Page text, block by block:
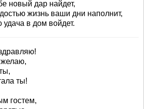
новый дар найдет,
жизнь ваши дни наполнит,
в дом войдет.
ты!
гостем,